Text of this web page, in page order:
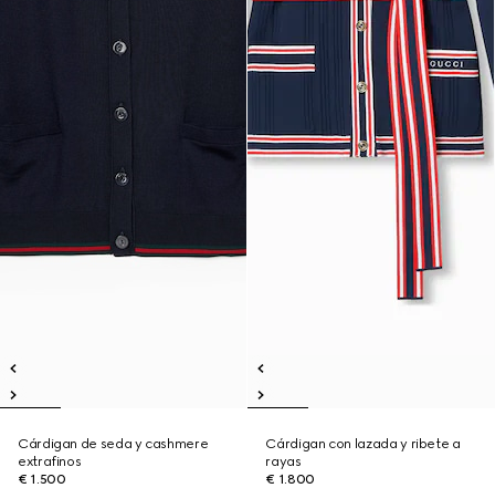
Cárdigan de seda y cashmere
extrafinos
€ 1.500
Cárdigan con lazada y ribete a
rayas
€ 1.800